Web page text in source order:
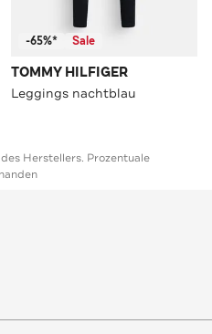
-65%* Sale
TOMMY HILFIGER
Leggings nachtblau
Herstellers. Prozentuale